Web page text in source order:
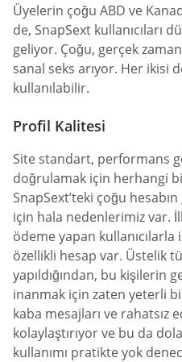
Üyelerin çoğu ABD ve
de, SnapSext kullanıcıları
geliyor. Çoğu, gerçek
sanal seks arıyor. Her ikisi
kullanılabilir.
Profil Kalitesi
Site standart, performans
doğrulamak için herhangi
SnapSext’teki çoğu
için hala nedenlerimiz var.
ödeme yapan
özellikli hesap var. Üstelik
yapıldığından, bu kişilerin
inanmak için zaten yeterli
kaba mesajları ve rahatsız
kolaylaştırıyor ve bu da
kullanımı pratikte yok